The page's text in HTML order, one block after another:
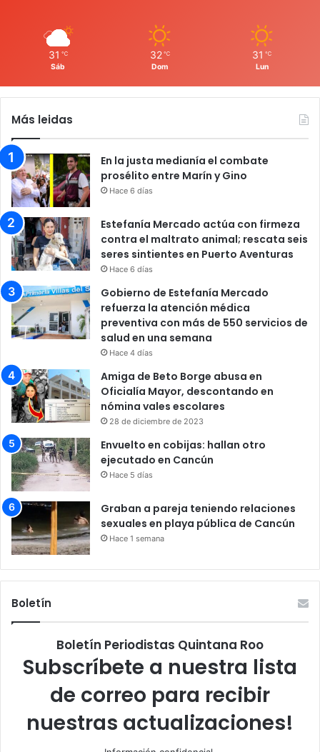
31 ℃
Sáb
32 ℃
Dom
31 ℃
Lun
Más leidas
En la justa medianía el combate
prosélito entre Marín y Gino
Hace 6 días
Estefanía Mercado actúa con firmeza
contra el maltrato animal; rescata seis
seres sintientes en Puerto Aventuras
Hace 6 días
Gobierno de Estefanía Mercado
refuerza la atención médica
preventiva con más de 550 servicios de
salud en una semana
Hace 4 días
Amiga de Beto Borge abusa en
Oficialía Mayor, descontando en
nómina vales escolares
28 de diciembre de 2023
Envuelto en cobijas: hallan otro
ejecutado en Cancún
Hace 5 días
Graban a pareja teniendo relaciones
sexuales en playa pública de Cancún
Hace 1 semana
Boletín
Boletín Periodistas Quintana Roo
Subscríbete a nuestra lista
de correo para recibir
nuestras actualizaciones!